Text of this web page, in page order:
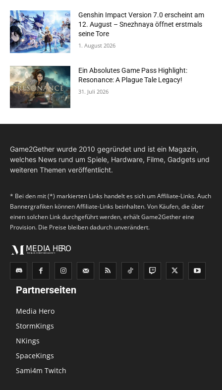
Genshin Impact Version 7.0 erscheint am
12. August – Snezhnaya öffnet erstmals
seine Tore
1. August 2026
Ein Absolutes Game Pass Highlight:
Resonance: A Plague Tale Legacy!
31. Juli 2026
Game2Gether wurde 2010 gegründet und ist ein Magazin,
welches News rund um Spiele, Hardware, Filme, Gadgets und
weiteren Themen veröffentlicht.
* Bei den mit (*) markierten Links handelt es sich um Affiliate-Links. Auch
Bannergrafiken können Affiliate-Links beinhalten. Von Käufen, die über
einen solchen Link durchgeführt werden, erhält Game2Gether eine
Provision. Die Preise bleiben dadurch unverändert.
Partnerseiten
Media Hero
StormKings
NKings
SpaceKings
Sami4m Twitch